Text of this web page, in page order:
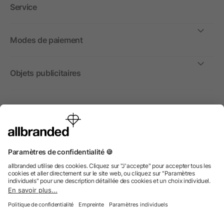
Service
Modes de paiement
Objets publicitaires
International
Nous commercialisons nos objets publicitaires et articles